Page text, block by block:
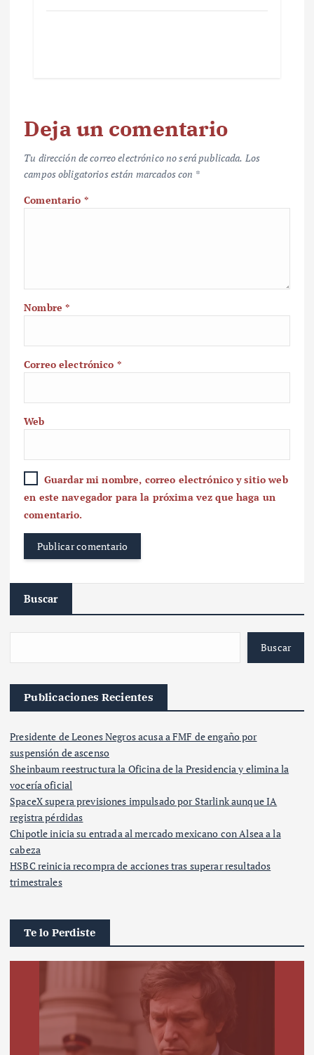
Deja un comentario
Tu dirección de correo electrónico no será publicada. Los
campos obligatorios están marcados con *
Comentario *
Nombre*
Correo electrónico *
Web
Guardar mi nombre, correo electrónico y sitio web
en este navegador para la próxima vez que haga un
comentario.
Buscar
Buscar
Publicaciones Recientes
Presidente de Leones Negros acusa a FMF de engaño por
suspensión de ascenso
Sheinbaum reestructura la Oficina de la Presidencia y elimina la
vocería oficial
SpaceX supera previsiones impulsado por Starlink aunque IA
registra pérdidas
Chipotle inicia su entrada al mercado mexicano con Alsea a la
cabeza
HSBC reinicia recompra de acciones tras superar resultados
trimestrales
Te lo Perdiste